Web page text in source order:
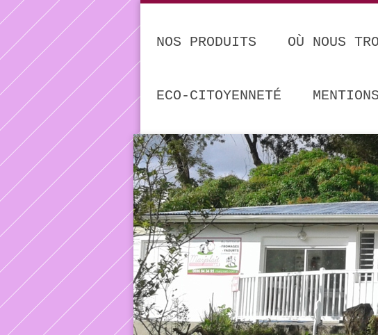
NOS PRODUITS OÙ NOUS
ECO-CITOYENNETÉ